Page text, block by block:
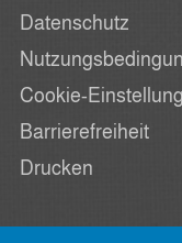
Datenschutz
Cookie-
Barrierefreiheit
Drucken